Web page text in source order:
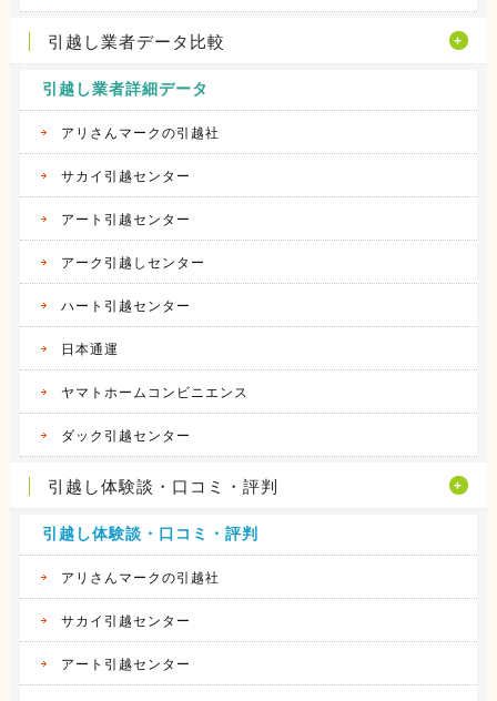
引越し業者データ比較
引越し業者詳細データ
アリさんマークの引越社
サカイ引越センター
アート引越センター
アーク引越しセンター
ハート引越センター
日本通運
ヤマトホームコンビニエンス
ダック引越センター
引越し体験談・口コミ・評判
引越し体験談・口コミ・評判
アリさんマークの引越社
サカイ引越センター
アート引越センター